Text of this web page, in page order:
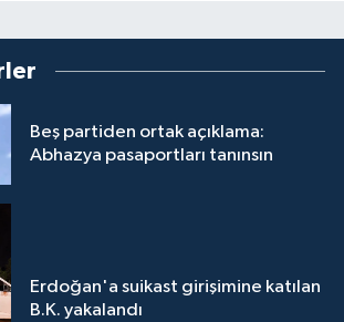
Beş partiden ortak açıklama:
Abhazya pasaportları tanınsın
Erdoğan'a suikast girişimine katılan
B.K. yakalandı